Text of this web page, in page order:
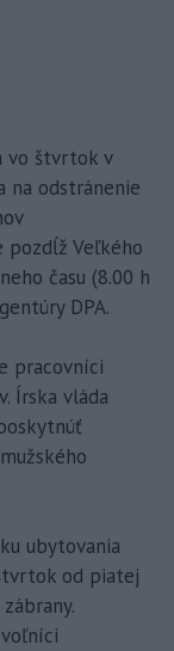
vo štvrtok v
na odstránenie
pozdĺž Veľkého
času (8.00 h
DPA.
pracovníci
Írska vláda
ubytovania
od piatej